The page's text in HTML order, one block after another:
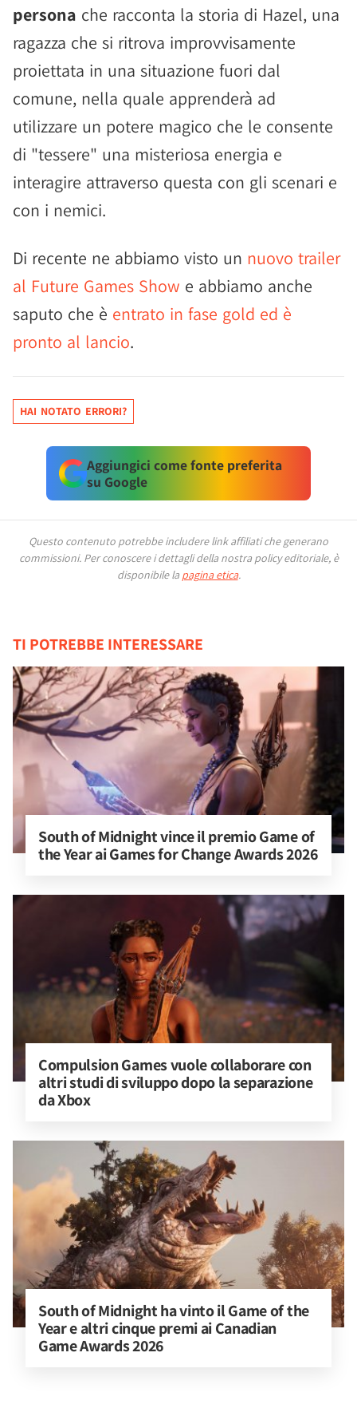
persona che racconta la storia di Hazel, una
ragazza che si ritrova improvvisamente
proiettata in una situazione fuori dal
comune, nella quale apprenderà ad
utilizzare un potere magico che le consente
di "tessere" una misteriosa energia e
interagire attraverso questa con gli scenari e
con i nemici.
Di recente ne abbiamo visto un nuovo trailer
al Future Games Show e abbiamo anche
saputo che è entrato in fase gold ed è
pronto al lancio.
HAI NOTATO ERRORI?
Aggiungici come fonte preferita
su Google
Questo contenuto potrebbe includere link affiliati che generano
commissioni. Per conoscere i dettagli della nostra policy editoriale, è
disponibile la pagina etica.
TI POTREBBE INTERESSARE
South of Midnight vince il premio Game of
the Year ai Games for Change Awards 2026
Compulsion Games vuole collaborare con
altri studi di sviluppo dopo la separazione
da Xbox
South of Midnight ha vinto il Game of the
Year e altri cinque premi ai Canadian
Game Awards 2026